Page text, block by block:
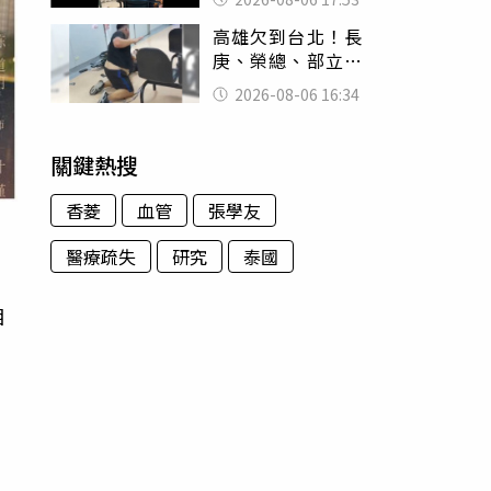
身份辦假證落戶
高雄欠到台北！長
庚、榮總、部立醫
院都受害 「醫療
暴力男」離譜紀錄
2026-08-06 16:34
關鍵熱搜
香菱 血管
張學友
醫療疏失
研究 泰國